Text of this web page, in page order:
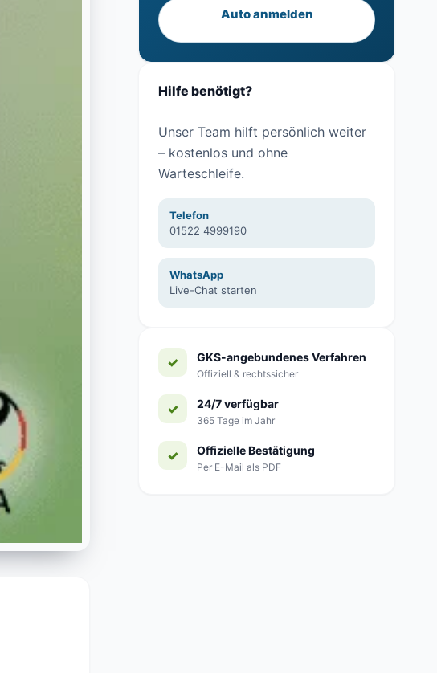
Auto anmelden
Hilfe benötigt?
Unser Team hilft persönlich weiter
– kostenlos und ohne
Warteschleife.
Telefon
01522 4999190
WhatsApp
Live-Chat starten
GKS-angebundenes Verfahren
Offiziell & rechtssicher
24/7 verfügbar
365 Tage im Jahr
Offizielle Bestätigung
Per E-Mail als PDF